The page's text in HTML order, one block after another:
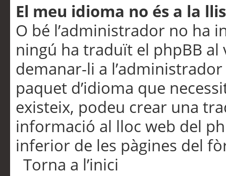
El meu idioma no és a la
O bé l’administrador no ha
ningú ha traduït el phpBB
demanar-li a
paquet d’idioma que
existeix, podeu crear una
informació al lloc web del
inferior de les pàgines del
Torna a l’inici